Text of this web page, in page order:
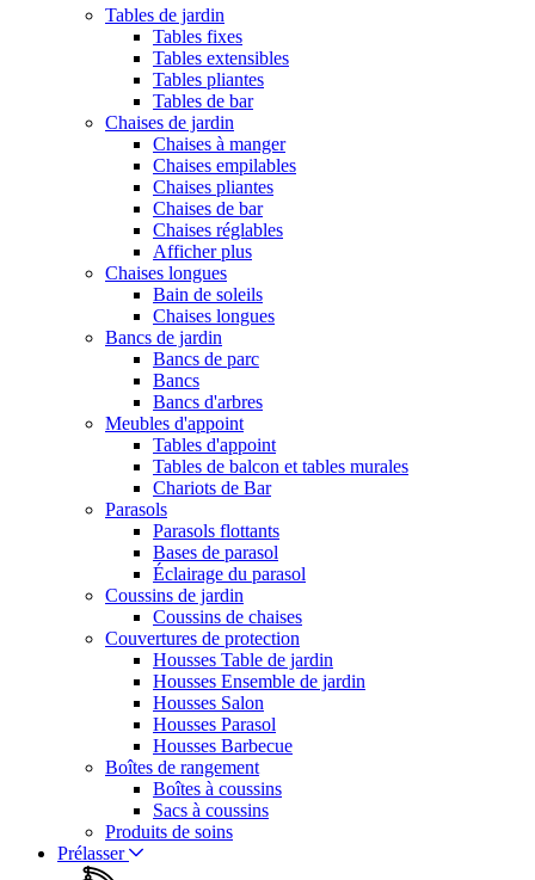
Tables de jardin
Tables fixes
Tables extensibles
Tables pliantes
Tables de bar
Chaises de jardin
Chaises à manger
Chaises empilables
Chaises pliantes
Chaises de bar
Chaises réglables
Afficher plus
Chaises longues
Bain de soleils
Chaises longues
Bancs de jardin
Bancs de parc
Bancs
Bancs d'arbres
Meubles d'appoint
Tables d'appoint
Tables de balcon et tables murales
Chariots de Bar
Parasols
Parasols flottants
Bases de parasol
Éclairage du parasol
Coussins de jardin
Coussins de chaises
Couvertures de protection
Housses Table de jardin
Housses Ensemble de jardin
Housses Salon
Housses Parasol
Housses Barbecue
Boîtes de rangement
Boîtes à coussins
Sacs à coussins
Produits de soins
Prélasser